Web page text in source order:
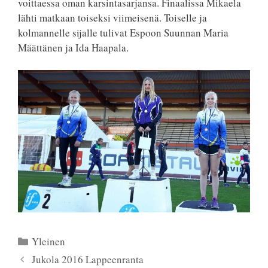
lähti matkaan toiseksi viimeisenä. Toiselle ja
kolmannelle sijalle tulivat Espoon Suunnan Maria
Määttänen ja Ida Haapala.
Kategoriat
Yleinen
Jukola 2016 Lappeenranta